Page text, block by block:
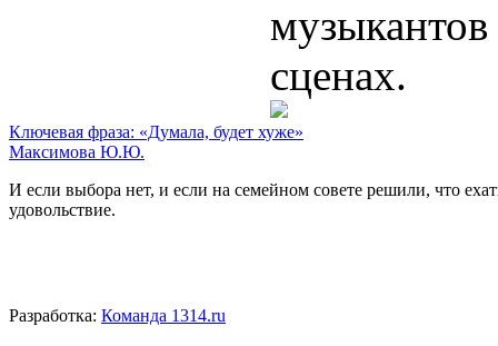
сценах.
Ключевая фраза: «Думала, будет хуже»
Максимова Ю.Ю.
И если выбора нет, и если на семейном совете решили, что
удовольствие.
Разработка: Команда 1314.ru